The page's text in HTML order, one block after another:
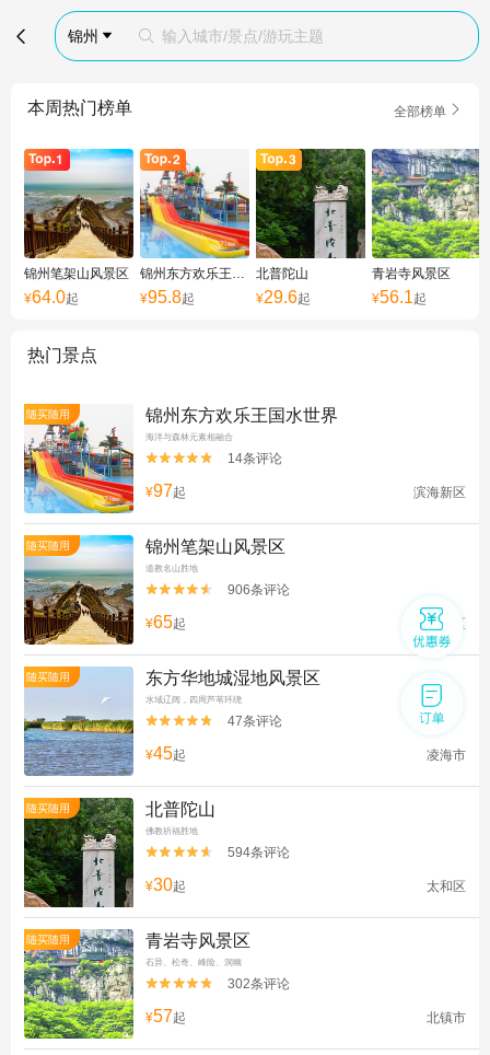
 锦州   输入城市/景点/游玩主题
本周热门榜单 全部榜单 
锦州笔架山风景区
¥64.0起
锦州东方欢乐王国水世界
¥95.8起
北普陀山
¥29.6起
青岩寺风景区
¥56.1起
热门景点
随买随用 锦州东方欢乐王国水世界
海洋与森林元素相融合

 14条评论
¥97起 滨海新区
随买随用 锦州笔架山风景区
道教名山胜地

 906条评论
¥65起 太和区
随买随用 东方华地城湿地风景区
水域辽阔，四周芦苇环绕

 47条评论
¥45起 凌海市
随买随用 北普陀山
佛教祈福胜地

 594条评论
¥30起 太和区
随买随用 青岩寺风景区
石异、松奇、峰险、洞幽

 302条评论
¥57起 北镇市